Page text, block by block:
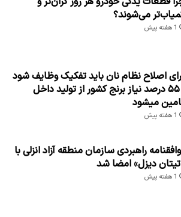
می‌شوند؟
1 هفته پیش
اصلاح نظام نان باید تفکیک وظایف شود
| ۵۵ درصد نیاز برنج کشور از تولید داخل
میشود
1 هفته پیش
راهبردی سازمان منطقه آزاد انزلی با
دیزل» امضا شد
1 هفته پیش